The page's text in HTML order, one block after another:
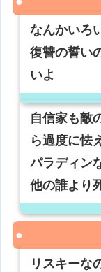
なんかいろ
復讐の誓い
いよ
自信家も敵
ら過度に怯
パラディン
他の誰より
リスキーな